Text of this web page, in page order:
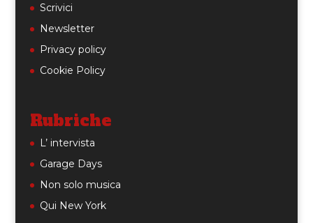
Scrivici
Newsletter
Privacy policy
Cookie Policy
Rubriche
L’ intervista
Garage Days
Non solo musica
Qui New York